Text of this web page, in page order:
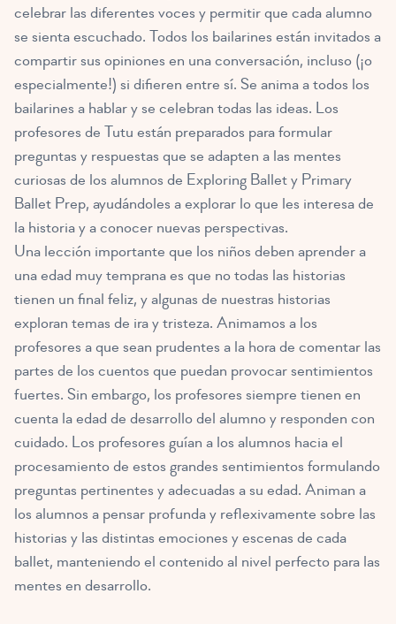
celebrar las diferentes voces y permitir que cada alumno
se sienta escuchado. Todos los bailarines están invitados a
compartir sus opiniones en una conversación, incluso (¡o
especialmente!) si difieren entre sí. Se anima a todos los
bailarines a hablar y se celebran todas las ideas. Los
profesores de Tutu están preparados para formular
preguntas y respuestas que se adapten a las mentes
curiosas de los alumnos de Exploring Ballet y Primary
Ballet Prep, ayudándoles a explorar lo que les interesa de
la historia y a conocer nuevas perspectivas.
Una lección importante que los niños deben aprender a
una edad muy temprana es que no todas las historias
tienen un final feliz, y algunas de nuestras historias
exploran temas de ira y tristeza. Animamos a los
profesores a que sean prudentes a la hora de comentar las
partes de los cuentos que puedan provocar sentimientos
fuertes. Sin embargo, los profesores siempre tienen en
cuenta la edad de desarrollo del alumno y responden con
cuidado. Los profesores guían a los alumnos hacia el
procesamiento de estos grandes sentimientos formulando
preguntas pertinentes y adecuadas a su edad. Animan a
los alumnos a pensar profunda y reflexivamente sobre las
historias y las distintas emociones y escenas de cada
ballet, manteniendo el contenido al nivel perfecto para las
mentes en desarrollo.